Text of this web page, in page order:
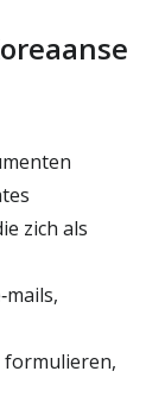
zich als
formulieren,